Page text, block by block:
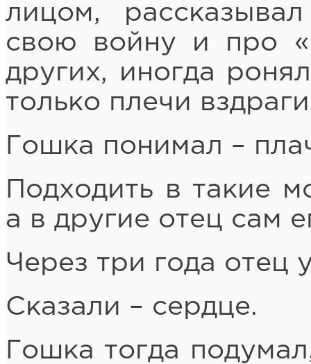
лицом,
свою войну и про
других, иногда
только плечи
Гошка понимал –
Подходить в такие
а в другие отец сам
Через три года отец
Сказали – сердце.
Гошка тогда